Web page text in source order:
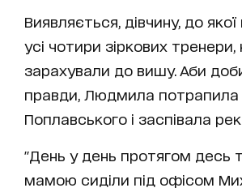
Виявляється, дівчину, до
усі чотири зіркових тренери,
зарахували до вишу. Аби
правди, Людмила потрапила
Поплавського і заспівала
"День у день протягом десь
мамою сиділи під офісом